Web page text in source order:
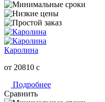
Каролина
от 20810 c
Подробнее
Сравнить